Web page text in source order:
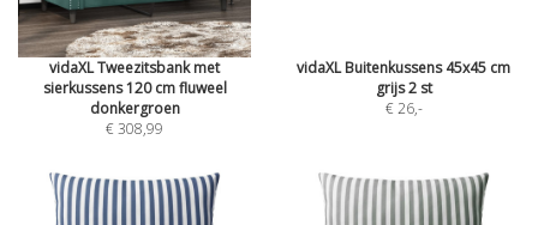
vidaXL Tweezitsbank met
sierkussens 120 cm fluweel
donkergroen
€ 308,99
vidaXL Buitenkussens 45x45 cm
grijs 2 st
€ 26,-